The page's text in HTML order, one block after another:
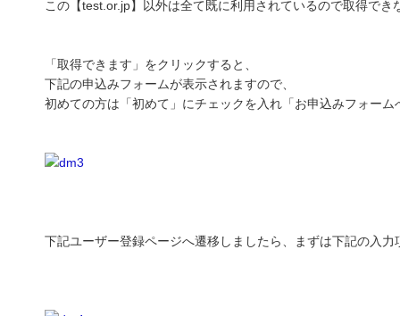
この【test.or.jp】以外は全て既に利用されているので取得でき
「取得できます」をクリックすると、
下記の申込みフォームが表示されますので、
初めての方は「初めて」にチェックを入れ「お申込みフォー
下記ユーザー登録ページへ遷移しましたら、まずは下記の入